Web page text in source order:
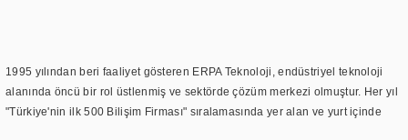
1995 yılından beri faaliyet gösteren ERPA Teknoloji, endüstriyel teknoloji
alanında öncü bir rol üstlenmiş ve sektörde çözüm merkezi olmuştur. Her yıl
"Türkiye'nin ilk 500 Bilişim Firması" sıralamasında yer alan ve yurt içinde